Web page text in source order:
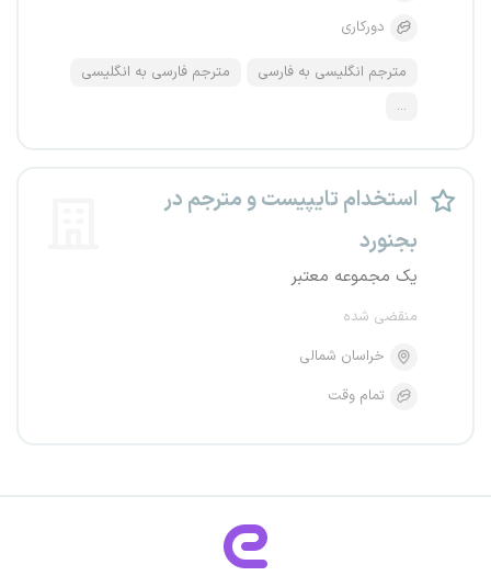
دورکاری
مترجم انگلیسی به فارسی
مترجم فارسی به انگلیسی
...
استخدام تایپیست و مترجم در
بجنورد
یک مجموعه معتبر
منقضی شده
خراسان شمالی
تمام وقت